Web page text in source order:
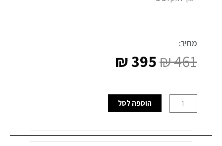
מחיר:
₪461
המקורי
היה:
₪ 461.
₪395
הנוכחי
הוא:
₪ 395.
של
רימונים
הוספה לסל